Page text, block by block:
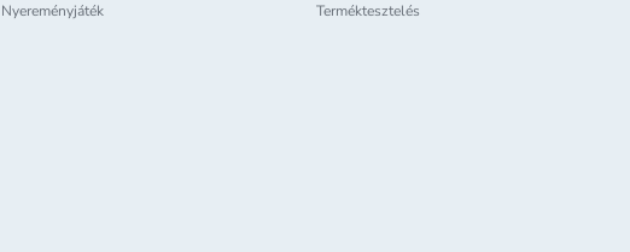
Nyereményjáték
Terméktesztelés